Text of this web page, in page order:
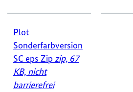
Plot
Sonderfarbversion
SC eps Zip zip, 67
KB, nicht
barrierefrei